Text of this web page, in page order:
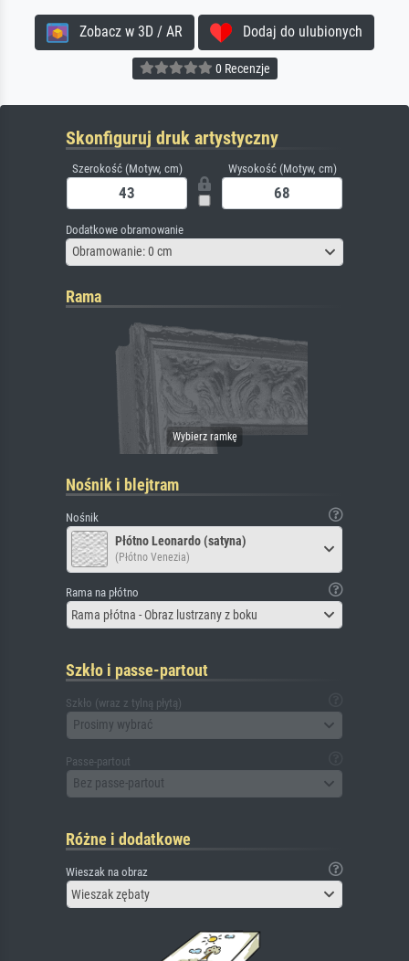
Zobacz w 3D / AR Dodaj do ulubionych
0 Recenzje
Skonfiguruj druk artystyczny
Szerokość (Motyw, cm) Wysokość (Motyw, cm)
Dodatkowe obramowanie
Obramowanie: 0 cm
Rama
Nośnik i blejtram
Nośnik
Płótno Leonardo (satyna)
(Płótno Venezia)
Rama na płótno
Rama płótna - Obraz lustrzany z boku
Szkło i passe-partout
Szkło (wraz z tylną płytą)
Prosimy wybrać
Passe-partout
Bez passe-partout
Różne i dodatkowe
Wieszak na obraz
Wieszak zębaty